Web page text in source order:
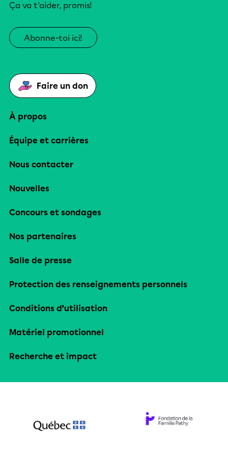
Ça va t’aider, promis!
Abonne-toi ici!
Faire un don
À propos
Équipe et carrières
Nous contacter
Nouvelles
Concours et sondages
Nos partenaires
Salle de presse
Protection des renseignements personnels
Conditions d’utilisation
Matériel promotionnel
Recherche et impact